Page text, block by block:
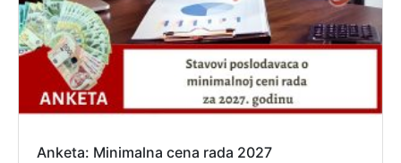
Anketa: Minimalna cena rada 2027